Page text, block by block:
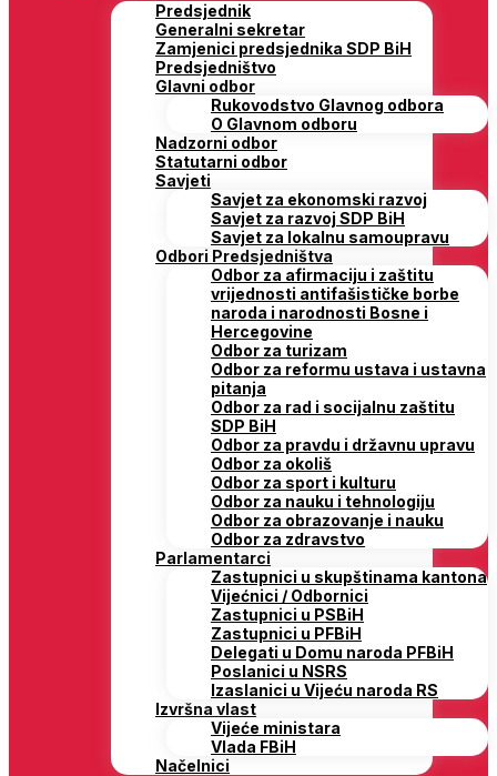
Predsjednik
Generalni sekretar
Zamjenici predsjednika SDP BiH
Predsjedništvo
Glavni odbor
Rukovodstvo Glavnog odbora
O Glavnom odboru
Nadzorni odbor
Statutarni odbor
Savjeti
Savjet za ekonomski razvoj
Savjet za razvoj SDP BiH
Savjet za lokalnu samoupravu
Odbori Predsjedništva
Odbor za afirmaciju i zaštitu
vrijednosti antifašističke borbe
naroda i narodnosti Bosne i
Hercegovine
Odbor za turizam
Odbor za reformu ustava i ustavna
pitanja
Odbor za rad i socijalnu zaštitu
SDP BiH
Odbor za pravdu i državnu upravu
Odbor za okoliš
Odbor za sport i kulturu
Odbor za nauku i tehnologiju
Odbor za obrazovanje i nauku
Odbor za zdravstvo
Parlamentarci
Zastupnici u skupštinama kantona
Vijećnici / Odbornici
Zastupnici u PSBiH
Zastupnici u PFBiH
Delegati u Domu naroda PFBiH
Poslanici u NSRS
Izaslanici u Vijeću naroda RS
Izvršna vlast
Vijeće ministara
Vlada FBiH
Načelnici